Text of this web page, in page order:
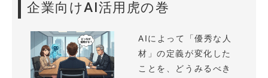
企業向けAI活用虎の巻
AIによって「優秀な人
材」の定義が変化した
ことを、どうみるべき